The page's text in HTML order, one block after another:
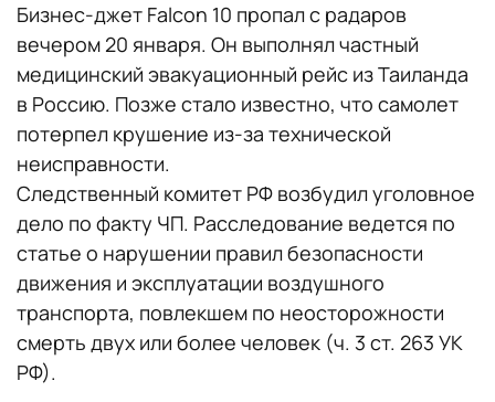
Бизнес-джет Falcon 10 пропал с радаров
вечером 20 января. Он выполнял частный
медицинский эвакуационный рейс из Таиланда
в Россию. Позже стало известно, что самолет
потерпел крушение из-за технической
неисправности.
Следственный комитет РФ возбудил уголовное
дело по факту ЧП. Расследование ведется по
статье о нарушении правил безопасности
движения и эксплуатации воздушного
транспорта, повлекшем по неосторожности
смерть двух или более человек (ч. 3 ст. 263 УК
РФ).